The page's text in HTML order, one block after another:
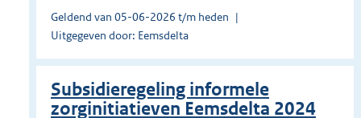
Geldend van 05-06-2026 t/m heden
Uitgegeven door: Eemsdelta
Subsidieregeling informele
zorginitiatieven Eemsdelta 2024